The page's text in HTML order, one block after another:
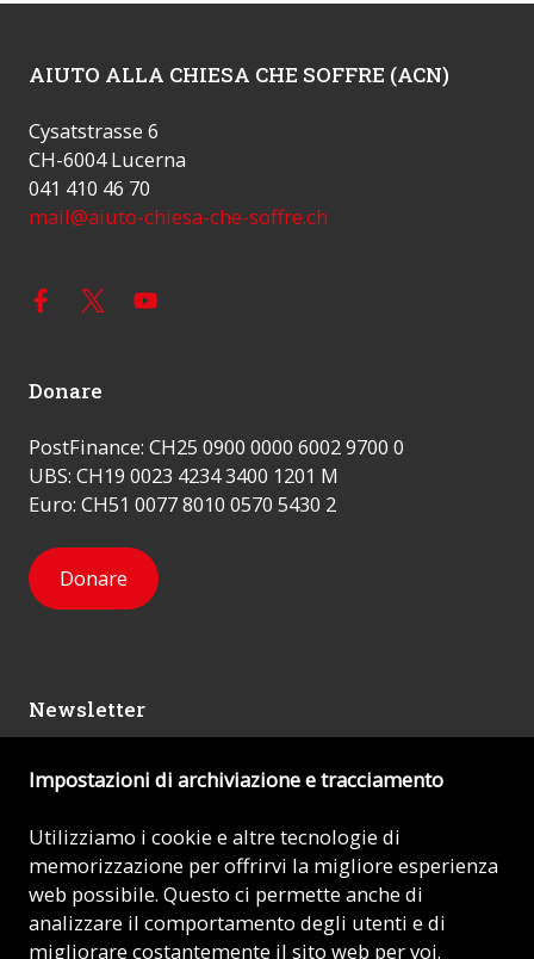
AIUTO ALLA CHIESA CHE SOFFRE (ACN)
Cysatstrasse 6
CH-6004 Lucerna
041 410 46 70
mail@aiuto-chiesa-che-soffre.ch
Donare
PostFinance: CH25 0900 0000 6002 9700 0
UBS: CH19 0023 4234 3400 1201 M
Euro: CH51 0077 8010 0570 5430 2
Donare
Newsletter
Mi iscrivo
© 2026 - AIUTO ALLA CHIESA CHE SOFFRE (ACN)
Impronta
Impostazioni di archiviazione e tracciamento
Utilizziamo i cookie e altre tecnologie di
memorizzazione per offrirvi la migliore esperienza
web possibile. Questo ci permette anche di
analizzare il comportamento degli utenti e di
migliorare costantemente il sito web per voi.